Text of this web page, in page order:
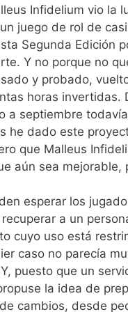
Infidelium vio la
juego de rol de
Segunda Edición
Y no porque no
y probado,
horas invertidas.
a septiembre
he dado este
que Malleus
aún sea
esperar los
a un
cuyo uso está
caso no parecía
puesto que un
la idea de
cambios, desde